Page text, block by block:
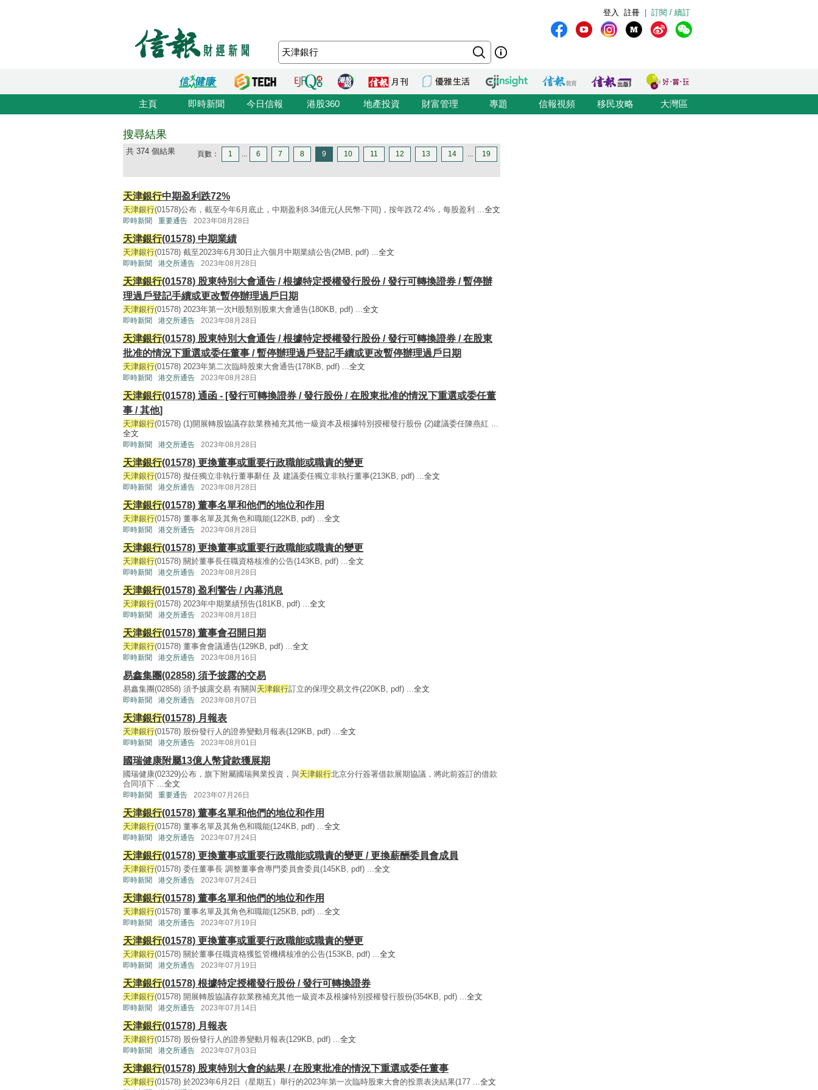
訂閱 / 續訂
註冊
登入
主頁 即時新聞 今日信報 港股360 地產投資 財富管理 專題 信報視頻 移民攻略 大灣區
搜尋結果
共 374 個結果 頁數： 1 ... 6 7 8 9 10 11 12 13 14 ... 19
天津銀行中期盈利跌72%
天津銀行(01578)公布，截至今年6月底止，中期盈利8.34億元(人民幣‧下同)，按年跌72.4%，每股盈利 ...全文
即時新聞 重要通告 2023年08月28日
天津銀行(01578) 中期業績
天津銀行(01578) 截至2023年6月30日止六個月中期業績公告(2MB, pdf) ...全文
即時新聞 港交所通告 2023年08月28日
天津銀行(01578) 股東特別大會通告 / 根據特定授權發行股份 / 發行可轉換證券 / 暫停辦
理過戶登記手續或更改暫停辦理過戶日期
天津銀行(01578) 2023年第一次H股類別股東大會通告(180KB, pdf) ...全文
即時新聞 港交所通告 2023年08月28日
天津銀行(01578) 股東特別大會通告 / 根據特定授權發行股份 / 發行可轉換證券 / 在股東
批准的情況下重選或委任董事 / 暫停辦理過戶登記手續或更改暫停辦理過戶日期
天津銀行(01578) 2023年第二次臨時股東大會通告(178KB, pdf) ...全文
即時新聞 港交所通告 2023年08月28日
天津銀行(01578) 通函 - [發行可轉換證券 / 發行股份 / 在股東批准的情況下重選或委任董
事 / 其他]
天津銀行(01578) (1)開展轉股協議存款業務補充其他一級資本及根據特別授權發行股份 (2)建議委任陳燕紅 ...
全文
即時新聞 港交所通告 2023年08月28日
天津銀行(01578) 更換董事或重要行政職能或職責的變更
天津銀行(01578) 擬任獨立非執行董事辭任 及 建議委任獨立非執行董事(213KB, pdf) ...全文
即時新聞 港交所通告 2023年08月28日
天津銀行(01578) 董事名單和他們的地位和作用
天津銀行(01578) 董事名單及其角色和職能(122KB, pdf) ...全文
即時新聞 港交所通告 2023年08月28日
天津銀行(01578) 更換董事或重要行政職能或職責的變更
天津銀行(01578) 關於董事長任職資格核准的公告(143KB, pdf) ...全文
即時新聞 港交所通告 2023年08月28日
天津銀行(01578) 盈利警告 / 內幕消息
天津銀行(01578) 2023年中期業績預告(181KB, pdf) ...全文
即時新聞 港交所通告 2023年08月18日
天津銀行(01578) 董事會召開日期
天津銀行(01578) 董事會會議通告(129KB, pdf) ...全文
即時新聞 港交所通告 2023年08月16日
易鑫集團(02858) 須予披露的交易
易鑫集團(02858) 須予披露交易 有關與天津銀行訂立的保理交易文件(220KB, pdf) ...全文
即時新聞 港交所通告 2023年08月07日
天津銀行(01578) 月報表
天津銀行(01578) 股份發行人的證券變動月報表(129KB, pdf) ...全文
即時新聞 港交所通告 2023年08月01日
國瑞健康附屬13億人幣貸款獲展期
國瑞健康(02329)公布，旗下附屬國瑞興業投資，與天津銀行北京分行簽署借款展期協議，將此前簽訂的借款
合同項下 ...全文
即時新聞 重要通告 2023年07月26日
天津銀行(01578) 董事名單和他們的地位和作用
天津銀行(01578) 董事名單及其角色和職能(124KB, pdf) ...全文
即時新聞 港交所通告 2023年07月24日
天津銀行(01578) 更換董事或重要行政職能或職責的變更 / 更換薪酬委員會成員
天津銀行(01578) 委任董事長 調整董事會專門委員會委員(145KB, pdf) ...全文
即時新聞 港交所通告 2023年07月24日
天津銀行(01578) 董事名單和他們的地位和作用
天津銀行(01578) 董事名單及其角色和職能(125KB, pdf) ...全文
即時新聞 港交所通告 2023年07月19日
天津銀行(01578) 更換董事或重要行政職能或職責的變更
天津銀行(01578) 關於董事任職資格獲監管機構核准的公告(153KB, pdf) ...全文
即時新聞 港交所通告 2023年07月19日
天津銀行(01578) 根據特定授權發行股份 / 發行可轉換證券
天津銀行(01578) 開展轉股協議存款業務補充其他一級資本及根據特別授權發行股份(354KB, pdf) ...全文
即時新聞 港交所通告 2023年07月14日
天津銀行(01578) 月報表
天津銀行(01578) 股份發行人的證券變動月報表(129KB, pdf) ...全文
即時新聞 港交所通告 2023年07月03日
天津銀行(01578) 股東特別大會的結果 / 在股東批准的情況下重選或委任董事
天津銀行(01578) 於2023年6月2日（星期五）舉行的2023年第一次臨時股東大會的投票表決結果(177 ...全文